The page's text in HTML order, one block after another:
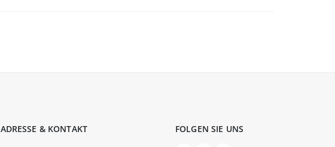
ADRESSE & KONTAKT FOLGEN SIE UNS